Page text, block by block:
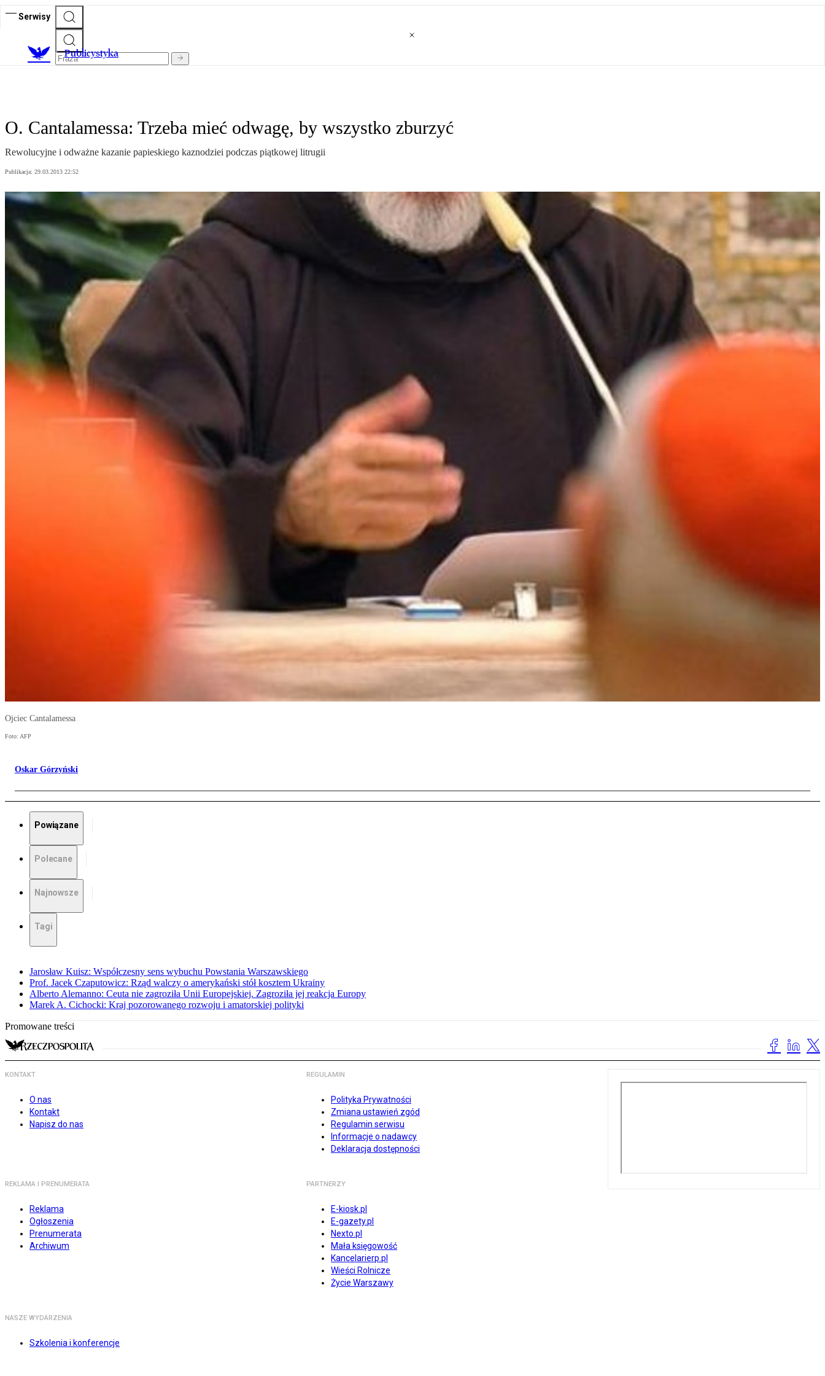
Serwisy
Publicystyka
O. Cantalamessa: Trzeba mieć odwagę, by wszystko zburzyć
Rewolucyjne i odważne kazanie papieskiego kaznodziei podczas piątkowej litrugii
Publikacja: 29.03.2013 22:52
Ojciec Cantalamessa
Foto: AFP
Oskar Górzyński
Powiązane
Polecane
Najnowsze
Tagi
Jarosław Kuisz: Współczesny sens wybuchu Powstania Warszawskiego
Prof. Jacek Czaputowicz: Rząd walczy o amerykański stół kosztem Ukrainy
Alberto Alemanno: Ceuta nie zagroziła Unii Europejskiej. Zagroziła jej reakcja Europy
Marek A. Cichocki: Kraj pozorowanego rozwoju i amatorskiej polityki
Promowane treści
KONTAKT
O nas
Kontakt
Napisz do nas
REGULAMIN
Polityka Prywatności
Zmiana ustawień zgód
Regulamin serwisu
Informacje o nadawcy
Deklaracja dostępności
REKLAMA I PRENUMERATA
Reklama
Ogłoszenia
Prenumerata
Archiwum
PARTNERZY
E-kiosk.pl
E-gazety.pl
Nexto.pl
Mała księgowość
Kancelarierp.pl
Wieści Rolnicze
Życie Warszawy
NASZE WYDARZENIA
Szkolenia i konferencje